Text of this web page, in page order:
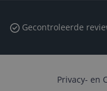
Gecontroleerde
Privacy- en